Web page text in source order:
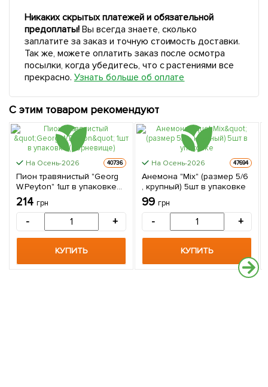
Никаких скрытых платежей и обязательной
предоплаты!Вы всегда знаете, сколько
заплатите за заказ и точную стоимость доставки.
Так же, можете оплатить заказ после осмотра
посылки, когда убедитесь, что с растениями все
прекрасно. Узнать больше об оплате
С этим товаром рекомендуют
На Осень-2026 40736
Пион травянистый "Georg
W.Peyton" 1шт в упаковке
(Корневище)
214 грн
- +
КУПИТЬ
На Осень-2026 47694
Анемона "Mix" (размер 5/6
, крупный) 5шт в упаковке
99 грн
- +
КУПИТЬ